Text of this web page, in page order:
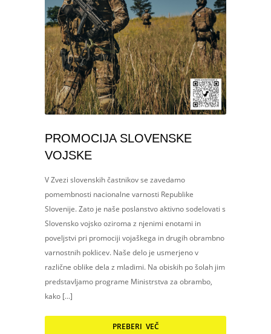
PROMOCIJA SLOVENSKE
VOJSKE
V Zvezi slovenskih častnikov se zavedamo
pomembnosti nacionalne varnosti Republike
Slovenije. Zato je naše poslanstvo aktivno sodelovati s
Slovensko vojsko oziroma z njenimi enotami in
poveljstvi pri promociji vojaškega in drugih obrambno
varnostnih poklicev. Naše delo je usmerjeno v
različne oblike dela z mladimi. Na obiskih po šolah jim
predstavljamo programe Ministrstva za obrambo,
kako […]
PREBERI VEČ